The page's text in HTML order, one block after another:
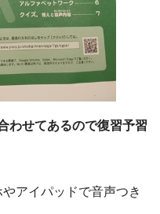
わせてあるので復習予習
アイパッドで音声つき